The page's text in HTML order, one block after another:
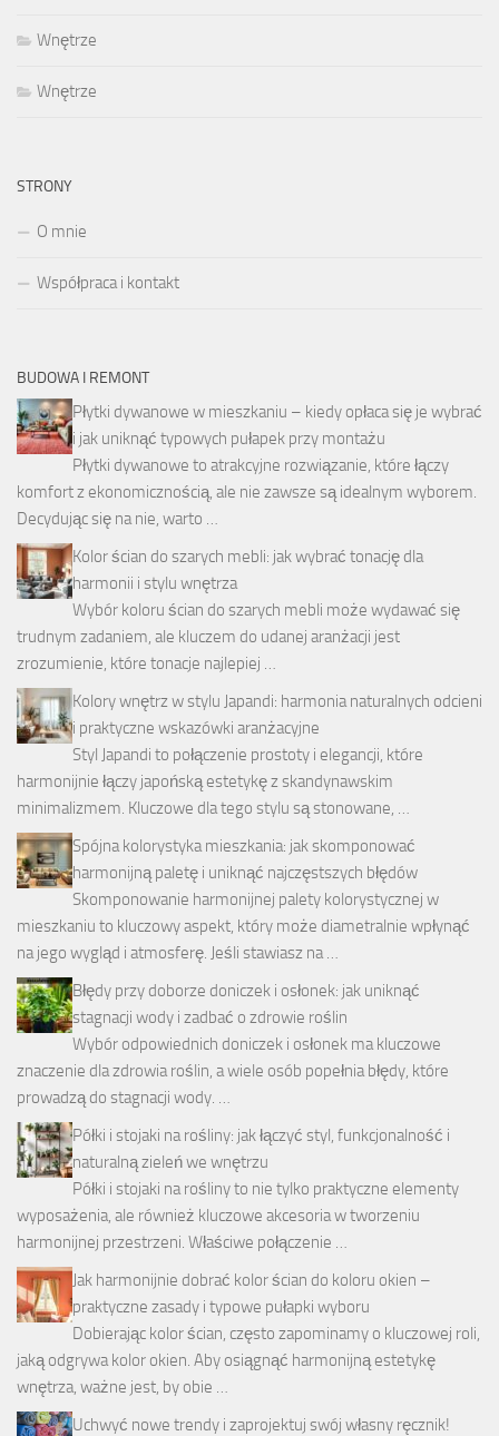
Wnętrze
Wnętrze
STRONY
O mnie
Współpraca i kontakt
BUDOWA I REMONT
Płytki dywanowe w mieszkaniu – kiedy opłaca się je wybrać
i jak uniknąć typowych pułapek przy montażu
Płytki dywanowe to atrakcyjne rozwiązanie, które łączy
komfort z ekonomicznością, ale nie zawsze są idealnym wyborem.
Decydując się na nie, warto …
Kolor ścian do szarych mebli: jak wybrać tonację dla
harmonii i stylu wnętrza
Wybór koloru ścian do szarych mebli może wydawać się
trudnym zadaniem, ale kluczem do udanej aranżacji jest
zrozumienie, które tonacje najlepiej …
Kolory wnętrz w stylu Japandi: harmonia naturalnych odcieni
i praktyczne wskazówki aranżacyjne
Styl Japandi to połączenie prostoty i elegancji, które
harmonijnie łączy japońską estetykę z skandynawskim
minimalizmem. Kluczowe dla tego stylu są stonowane, …
Spójna kolorystyka mieszkania: jak skomponować
harmonijną paletę i uniknąć najczęstszych błędów
Skomponowanie harmonijnej palety kolorystycznej w
mieszkaniu to kluczowy aspekt, który może diametralnie wpłynąć
na jego wygląd i atmosferę. Jeśli stawiasz na …
Błędy przy doborze doniczek i osłonek: jak uniknąć
stagnacji wody i zadbać o zdrowie roślin
Wybór odpowiednich doniczek i osłonek ma kluczowe
znaczenie dla zdrowia roślin, a wiele osób popełnia błędy, które
prowadzą do stagnacji wody. …
Półki i stojaki na rośliny: jak łączyć styl, funkcjonalność i
naturalną zieleń we wnętrzu
Półki i stojaki na rośliny to nie tylko praktyczne elementy
wyposażenia, ale również kluczowe akcesoria w tworzeniu
harmonijnej przestrzeni. Właściwe połączenie …
Jak harmonijnie dobrać kolor ścian do koloru okien –
praktyczne zasady i typowe pułapki wyboru
Dobierając kolor ścian, często zapominamy o kluczowej roli,
jaką odgrywa kolor okien. Aby osiągnąć harmonijną estetykę
wnętrza, ważne jest, by obie …
Uchwyć nowe trendy i zaprojektuj swój własny ręcznik!